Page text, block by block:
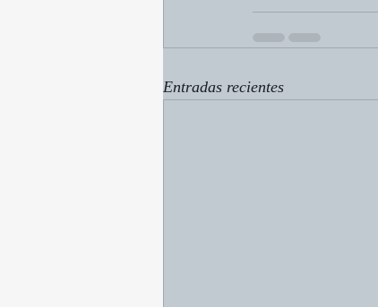
Entradas recientes